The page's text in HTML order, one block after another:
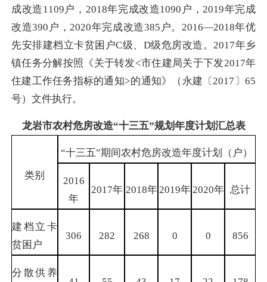
成改造1109 户， 2018年完成改造1090 户，2019年完成
改造390 户，2020年完成改造385 户。2016—2018年优
先安排建档立卡贫困户C级、 D级危房改造。 2017年乡
镇任务分解按照《关于转发<市住建局关于下发2017年
住建工作任务指标的通知>的通知》（永建〔2017 〕65
号）文件执行。
龙岩市农村危房改造“十三五”规划年度计划汇总表
类别
“十三五”期间农村危房改造年度计划（户）
2016
年
2017年 2018年2019年2020年 总计
建档立卡
贫困户
306 282 268 0 0 856
分散供养